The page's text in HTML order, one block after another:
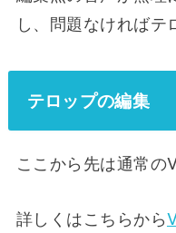
し、問題なければテ
テロップの編集
ここから先は通常の
詳しくはこちらから